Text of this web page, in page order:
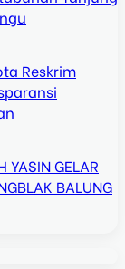
Reskrim
YASIN GELAR
BALUNG